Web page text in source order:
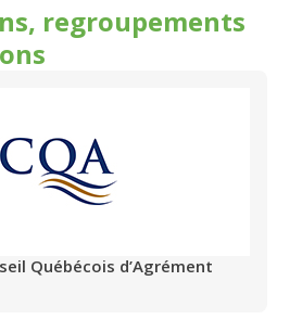
regroupements
Québécois d’Agrément